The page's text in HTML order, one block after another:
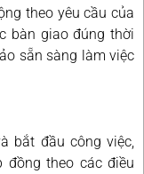
theo yêu cầu của
bàn giao đúng thời
sẵn sàng làm việc
bắt đầu công việc,
đồng theo các điều